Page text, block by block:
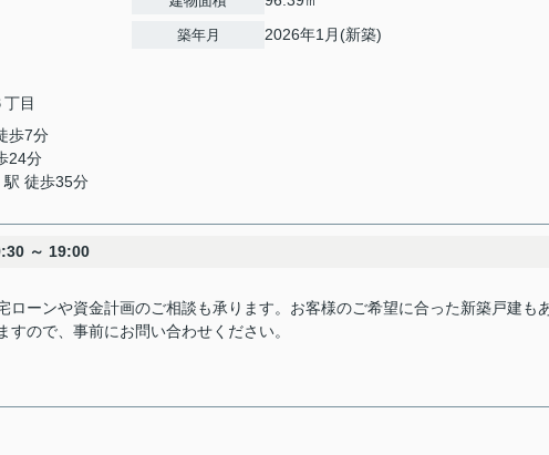
丁目
歩7分
24分
駅 徒歩35分
築年月 2026年1月(新築)
～ 19:00
ローンや資金計画のご相談も承ります。お客様のご希望に合った新築戸建も
ので、事前にお問い合わせください。